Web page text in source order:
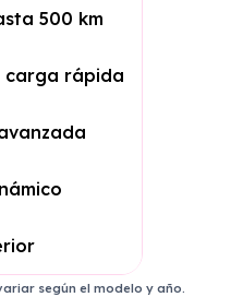
500 km
carga rápida
según el modelo y año.